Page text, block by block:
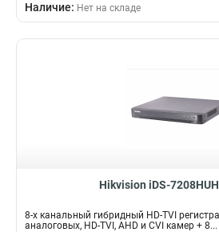
Наличие: Нет на складе
Hikvision iDS-
8-х канальный гибридный HD-TVI
аналоговых, HD-TVI, AHD и CVI камер + 8...